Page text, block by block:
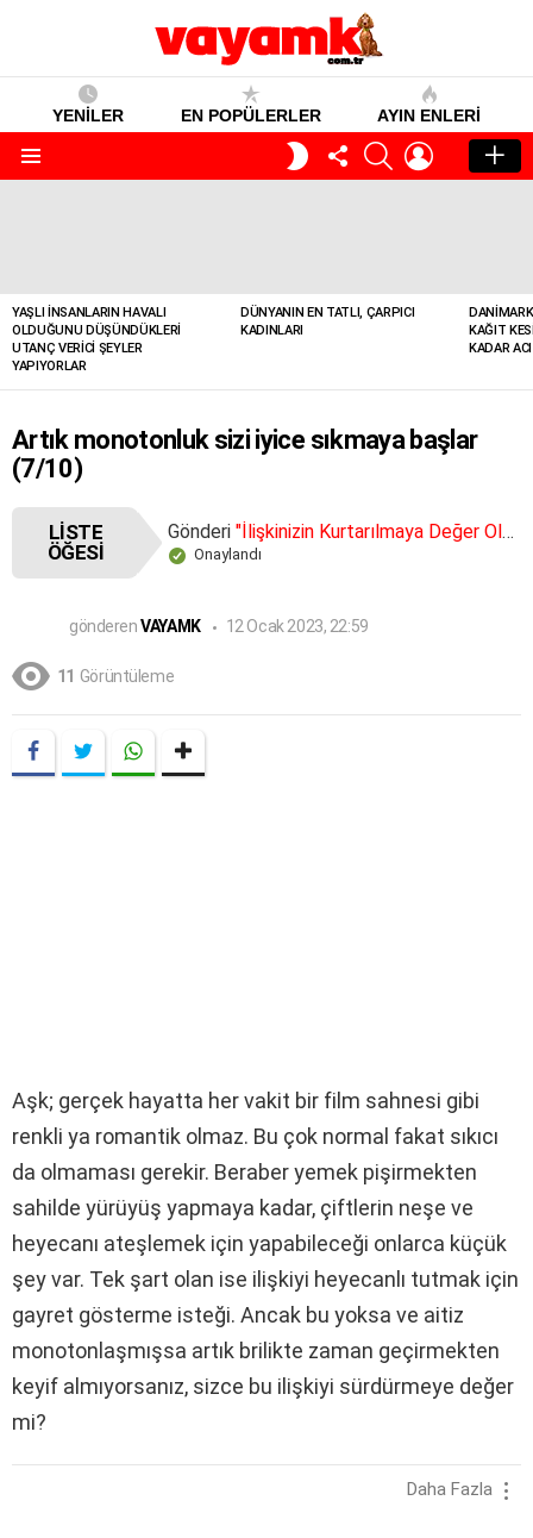
YENİLER EN POPÜLERLER AYIN ENLERI
GECE
MODU
TAKIP
ET
SEARCHGIRIŞ
YAŞLI İNSANLARIN HAVALI
OLDUĞUNU DÜŞÜNDÜKLERI
UTANÇ VERICI ŞEYLER
YAPIYORLAR
DÜNYANIN EN TATLI, ÇARPICI
KADINLARI
KAĞIT
KADAR
Artık monotonluk sizi iyice sıkmaya başlar
(7/10)
LISTE
ÖĞESI
Gönderi"İlişkinizin Kurtarılmaya Değer Olmadığının 10 İşareti"
Onaylandı
gönderen VAYAMK 12 Ocak 2023, 22:59
11 Görüntüleme
Aşk; gerçek hayatta her vakit bir film sahnesi gibi
renkli ya romantik olmaz. Bu çok normal fakat sıkıcı
da olmaması gerekir. Beraber yemek pişirmekten
sahilde yürüyüş yapmaya kadar, çiftlerin neşe ve
heyecanı ateşlemek için yapabileceği onlarca küçük
şey var. Tek şart olan ise ilişkiyi heyecanlı tutmak için
gayret gösterme isteği. Ancak bu yoksa ve aitiz
monotonlaşmışsa artık brilikte zaman geçirmekten
keyif almıyorsanız, sizce bu ilişkiyi sürdürmeye değer
mi?
Daha Fazla